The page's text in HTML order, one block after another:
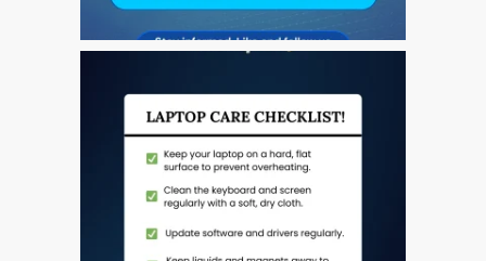
Réparation de Mac
Service de réparation
rapide
Témoignage d’un client
Here’s the Problem with
“Facebook Repairs”